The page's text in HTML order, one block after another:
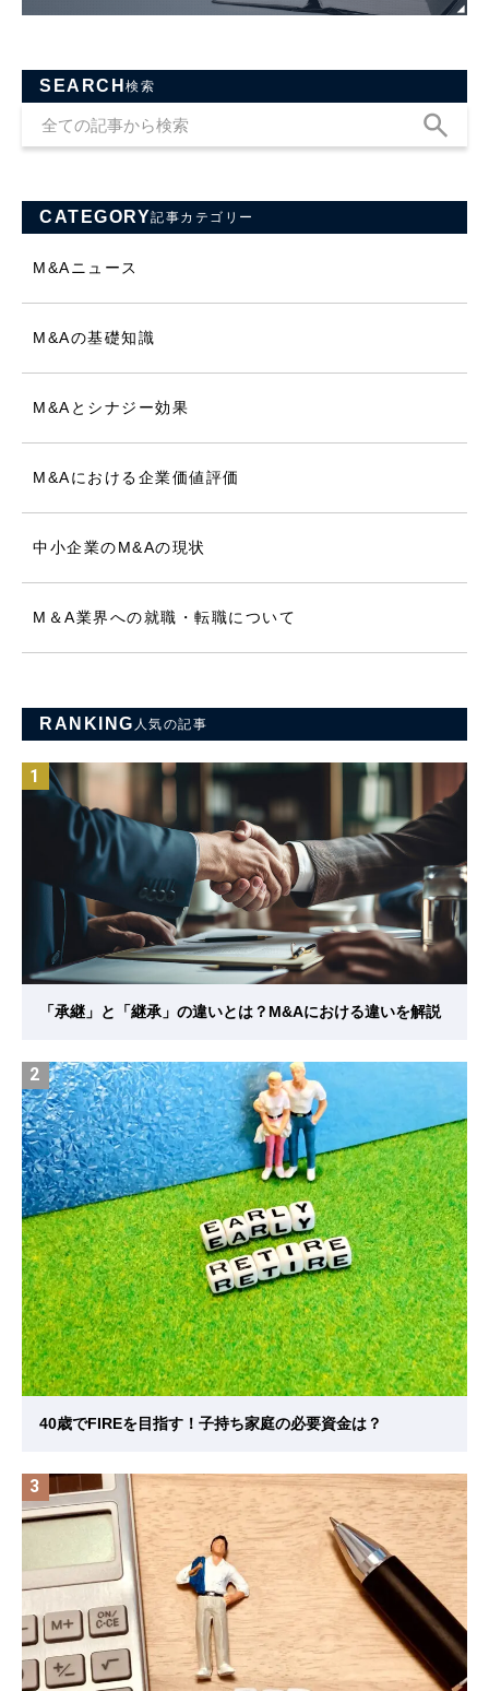
SEARCH検索
CATEGORY記事カテゴリー
M&Aニュース
M&Aの基礎知識
M&Aとシナジー効果
M&Aにおける企業価値評価
中小企業のM&Aの現状
M＆A業界への就職・転職について
RANKING 人気の記事
1
「承継」と「継承」の違いとは？M&Aにおける違いを解説
2
40歳でFIREを目指す！子持ち家庭の必要資金は？
3